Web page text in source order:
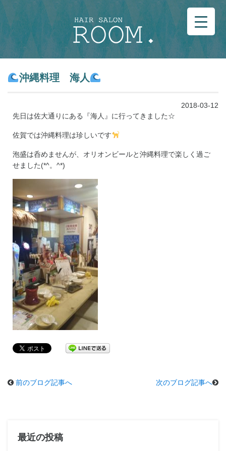
沖縄料理 海人
2018-03-12
先日は佐大通りにある『海人』に行ってきました☆
佐賀では沖縄料理は珍しいです
泡盛は呑めませんが、オリオンビールと沖縄料理で楽しく過ご
せました(*^。^*)
前のブログ記事へ 次のブログ記事へ
最近の投稿